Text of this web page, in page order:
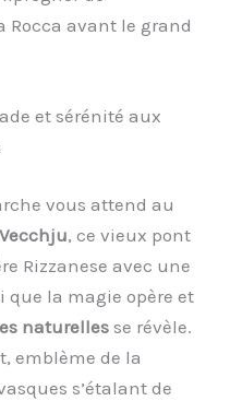
Rocca avant le grand
et sérénité aux
vous attend au
, ce vieux pont
Rizzanese avec une
que la magie opère et
naturelles se révèle.
emblème de la
s’étalant de